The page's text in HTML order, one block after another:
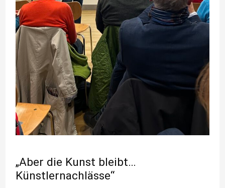
„Aber die Kunst bleibt…
Künstlernachlässe“